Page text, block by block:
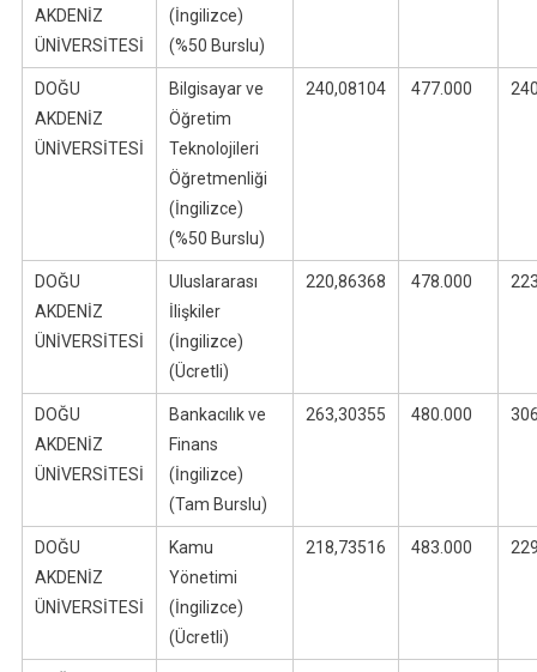
AKDENİZ
ÜNİVERSİTESİ
(İngilizce)
(%50 Burslu)
DOĞU
AKDENİZ
ÜNİVERSİTESİ
Bilgisayar ve
Öğretim
Teknolojileri
Öğretmenliği
(İngilizce)
(%50 Burslu)
240,08104 477.000
DOĞU
AKDENİZ
ÜNİVERSİTESİ
Uluslararası
İlişkiler
(İngilizce)
(Ücretli)
220,86368 478.000
DOĞU
AKDENİZ
ÜNİVERSİTESİ
Bankacılık ve
Finans
(İngilizce)
(Tam Burslu)
263,30355 480.000
DOĞU
AKDENİZ
ÜNİVERSİTESİ
Kamu
Yönetimi
(İngilizce)
(Ücretli)
218,73516 483.000